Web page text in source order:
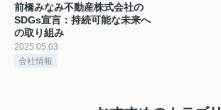
前橋みなみ不動産株式会社の
SDGs宣言：持続可能な未来へ
の取り組み
2025.05.03
会社情報